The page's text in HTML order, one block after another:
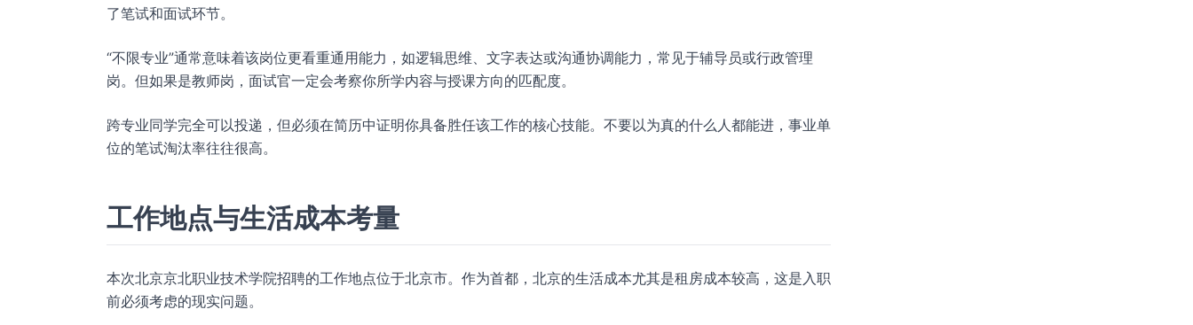
了笔试和面试环节。
“不限专业”通常意味着该岗位更看重通用能力，如逻辑思维、文字表达或沟通协调能力，常见于辅导员或行政管理
岗。但如果是教师岗，面试官一定会考察你所学内容与授课方向的匹配度。
跨专业同学完全可以投递，但必须在简历中证明你具备胜任该工作的核心技能。不要以为真的什么人都能进，事业单
位的笔试淘汰率往往很高。
工作地点与生活成本考量
本次北京京北职业技术学院招聘的工作地点位于北京市。作为首都，北京的生活成本尤其是租房成本较高，这是入职
前必须考虑的现实问题。